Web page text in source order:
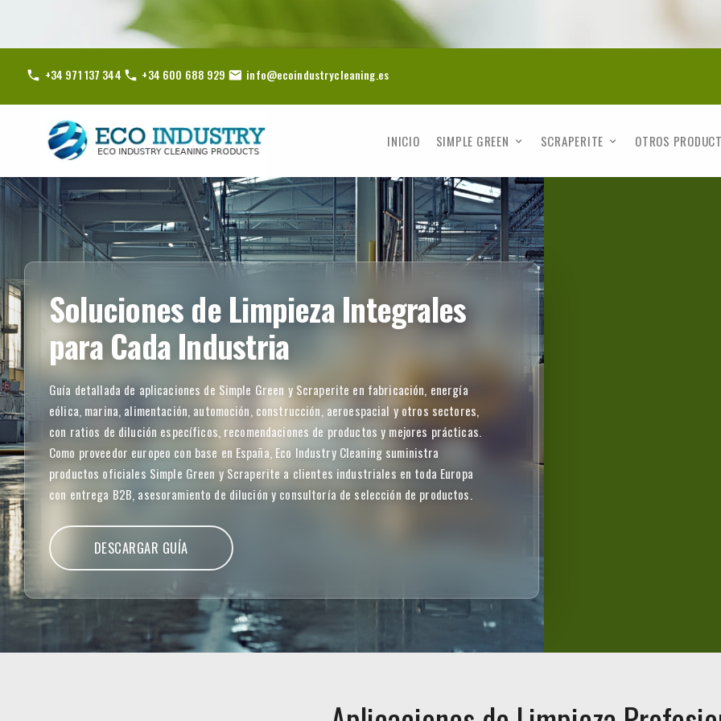
+34 971 137 344 +34 600 688 929 info@ecoindustrycleaning.es
INICIO SIMPLE GREEN SCRAPERITE OTROS
Soluciones de Limpieza Integrales
para Cada Industria
Guía detallada de aplicaciones de Simple Green y Scraperite en fabricación, energía
eólica, marina, alimentación, automoción, construcción, aeroespacial y otros sectores,
con ratios de dilución específicos, recomendaciones de productos y mejores prácticas.
Como proveedor europeo con base en España, Eco Industry Cleaning suministra
productos oficiales Simple Green y Scraperite a clientes industriales en toda Europa
con entrega B2B, asesoramiento de dilución y consultoría de selección de productos.
DESCARGAR GUÍA